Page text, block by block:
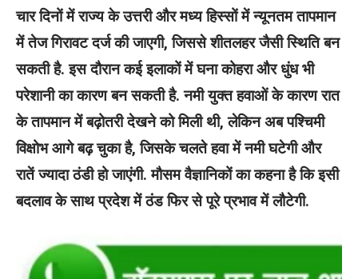
चार दिनों में राज्य के उत्तरी और मध्य हिस्सों में न्यूनतम तापमान
में तेज गिरावट दर्ज की जाएगी, जिससे शीतलहर जैसी स्थिति बन
सकती है. इस दौरान कई इलाकों में घना कोहरा और धुंध भी
परेशानी का कारण बन सकती है. नमी युक्त हवाओं के कारण रात
के तापमान में बढ़ोतरी देखने को मिली थी, लेकिन अब पश्चिमी
विक्षोभ आगे बढ़ चुका है, जिसके चलते हवा में नमी घटेगी और
रातें ज्यादा ठंडी हो जाएंगी. मौसम वैज्ञानिकों का कहना है कि इसी
बदलाव के साथ प्रदेश में ठंड फिर से पूरे प्रभाव में लौटेगी.